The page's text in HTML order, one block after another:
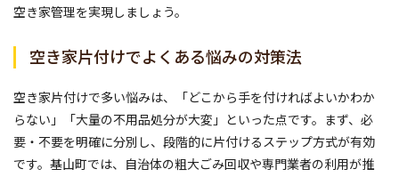
空き家管理を実現しましょう。
空き家片付けでよくある悩みの対策法
空き家片付けで多い悩みは、「どこから手を付ければよいかわか
らない」「大量の不用品処分が大変」といった点です。まず、必
要・不要を明確に分別し、段階的に片付けるステップ方式が有効
です。基山町では、自治体の粗大ごみ回収や専門業者の利用が推